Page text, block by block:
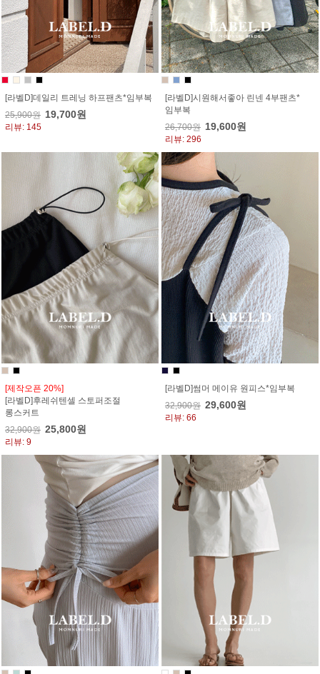
[라벨D]데일리 트레닝 하프팬츠*임부복
25,900원 19,700원
리뷰: 145
[라벨D]시원해서좋아 린넨 4부팬츠*
임부복
26,700원 19,600원
리뷰: 296
[제작오픈 20%]
[라벨D]후레쉬텐셀 스토퍼조절
롱스커트
32,900원 25,800원
리뷰: 9
[라벨D]썸머 메이유 원피스*임부복
32,900원 29,600원
리뷰: 66